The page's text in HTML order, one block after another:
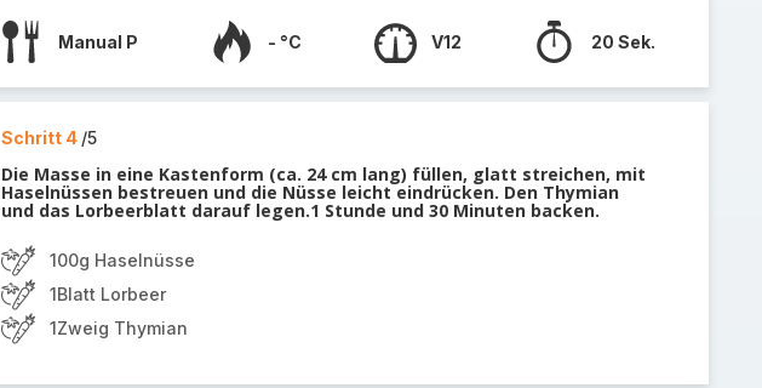
Manual P - °C V12 20 Sek.
Schritt 4 /5
Die Masse in eine Kastenform (ca. 24 cm lang) füllen, glatt streichen, mit
Haselnüssen bestreuen und die Nüsse leicht eindrücken. Den Thymian
und das Lorbeerblatt darauf legen.1 Stunde und 30 Minuten backen.
100g Haselnüsse
1Blatt Lorbeer
1Zweig Thymian